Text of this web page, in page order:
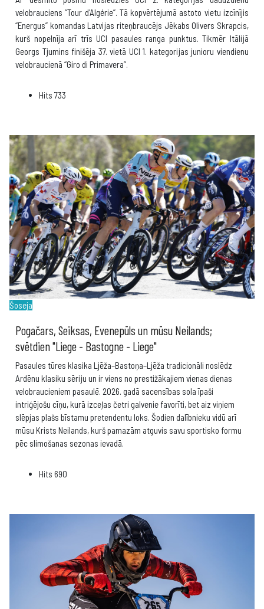
velobrauciens “Tour d'Algérie”. Tā kopvērtējumā astoto vietu izcīnījis
“Energus” komandas Latvijas riteņbraucējs Jēkabs Olivers Skrapcis,
kurš nopelnīja arī trīs UCI pasaules ranga punktus. Tikmēr Itālijā
Georgs Tjumins finišēja 37. vietā UCI 1. kategorijas junioru viendienu
velobraucienā “Giro di Primavera”.
Hits 733
Šoseja
Pogačars, Seiksas, Evenepūls un mūsu Neilands;
svētdien "Liege - Bastogne - Liege"
Pasaules tūres klasika Ljēža–Bastoņa–Ljēža tradicionāli noslēdz
Ardēnu klasiku sēriju un ir viens no prestižākajiem vienas dienas
velobraucieniem pasaulē. 2026. gadā sacensības sola īpaši
intriģējošu cīņu, kurā izceļas četri galvenie favorīti, bet aiz viņiem
slēpjas plašs bīstamu pretendentu loks. Šodien dalībnieku vidū arī
mūsu Krists Neilands, kurš pamazām atguvis savu sportisko formu
pēc slimošanas sezonas ievadā.
Hits 690